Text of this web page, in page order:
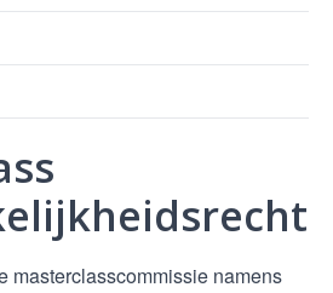
masterclasscommissie namens